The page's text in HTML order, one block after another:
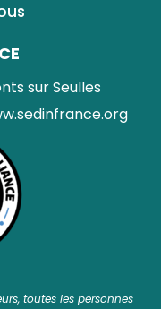
sur Seulles
toutes les personnes